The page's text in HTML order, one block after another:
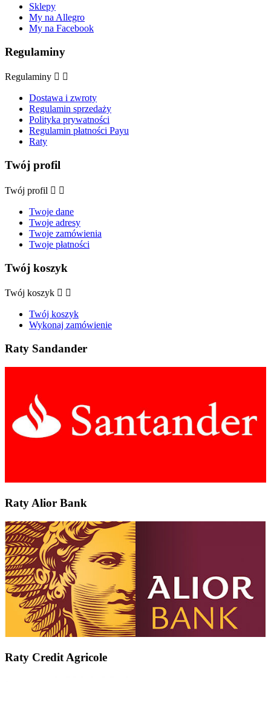
Sklepy
My na Allegro
My na Facebook
Regulaminy
Regulaminy  
Dostawa i zwroty
Regulamin sprzedaży
Polityka prywatności
Regulamin płatności Payu
Raty
Twój profil
Twój profil  
Twoje dane
Twoje adresy
Twoje zamówienia
Twoje płatności
Twój koszyk
Twój koszyk  
Twój koszyk
Wykonaj zamówienie
Raty Sandander
Raty Alior Bank
Raty Credit Agricole